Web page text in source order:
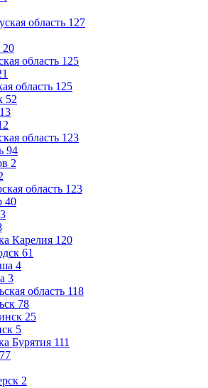
область 127
20
область 125
область 125
52
13
область 123
94
2
область 123
40
Карелия 120
61
4
3
область 118
78
25
5
Бурятия 111
77
2